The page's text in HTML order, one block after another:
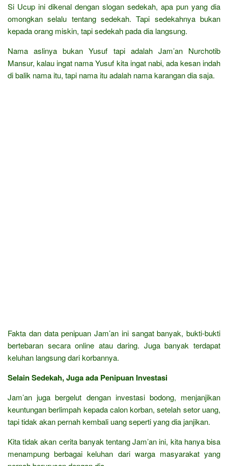
Si Ucup ini dikenal dengan slogan sedekah, apa pun yang dia
omongkan selalu tentang sedekah. Tapi sedekahnya bukan
kepada orang miskin, tapi sedekah pada dia langsung.
Nama aslinya bukan Yusuf tapi adalah Jam’an Nurchotib
Mansur, kalau ingat nama Yusuf kita ingat nabi, ada kesan indah
di balik nama itu, tapi nama itu adalah nama karangan dia saja.
Fakta dan data penipuan Jam’an ini sangat banyak, bukti-bukti
bertebaran secara online atau daring. Juga banyak terdapat
keluhan langsung dari korbannya.
Selain Sedekah, Juga ada Penipuan Investasi
Jam’an juga bergelut dengan investasi bodong, menjanjikan
keuntungan berlimpah kepada calon korban, setelah setor uang,
tapi tidak akan pernah kembali uang seperti yang dia janjikan.
Kita tidak akan cerita banyak tentang Jam’an ini, kita hanya bisa
menampung berbagai keluhan dari warga masyarakat yang